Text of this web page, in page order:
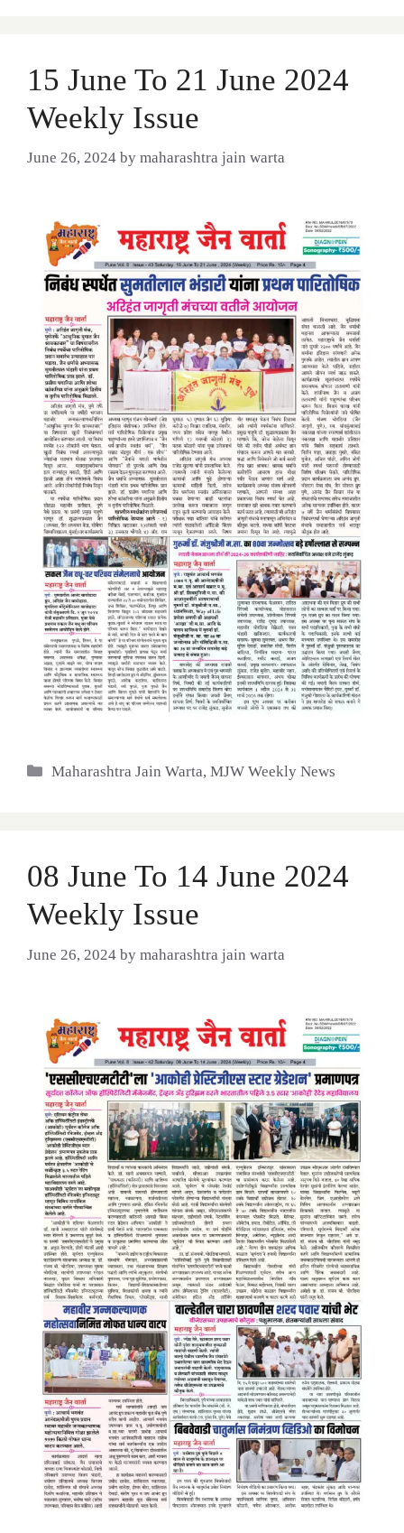
15 June To 21 June 2024
Weekly Issue
June 26, 2024 by maharashtra jain warta
Categories
Maharashtra Jain Warta,MJW Weekly News
08 June To 14 June 2024
Weekly Issue
June 26, 2024 by maharashtra jain warta